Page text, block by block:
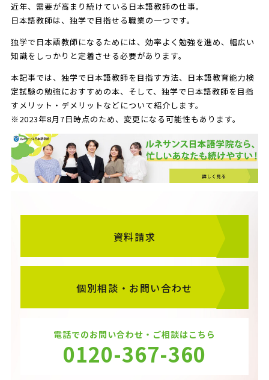
近年、需要が高まり続けている日本語教師の仕事。
日本語教師は、独学で目指せる職業の一つです。
独学で日本語教師になるためには、効率よく勉強を進め、幅広い
知識をしっかりと定着させる必要があります。
本記事では、独学で日本語教師を目指す方法、日本語教育能力検
定試験の勉強におすすめの本、そして、独学で日本語教師を目指
すメリット・デメリットなどについて紹介します。
※2023年8月7日時点のため、変更になる可能性もあります。
資料請求
個別相談・お問い合わせ
電話でのお問い合わせ・ご相談はこちら
0120-367-360